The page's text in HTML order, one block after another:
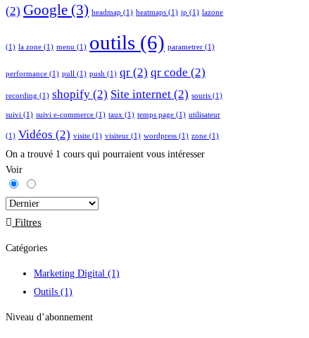
(2) Google (3) headmap (1) heatmaps (1) ip (1) lazone
(1) la zone (1) menu (1) outils (6) parametrer (1)
performance (1) pull (1) push (1) qr (2) qr code (2)
recording (1) shopify (2) Site internet (2) souris (1)
suivi (1) suivi e-commerce (1) taux (1) temps page (1) utilisateur
(1) Vidéos (2) visite (1) visiteur (1) wordpress (1) zone (1)
On a trouvé 1 cours qui pourraient vous intéresser
Voir
Filtres
Catégories
Marketing Digital (1)
Outils (1)
Niveau d’abonnement